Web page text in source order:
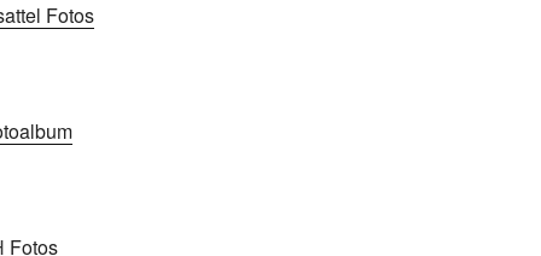
Fotos
Fotos